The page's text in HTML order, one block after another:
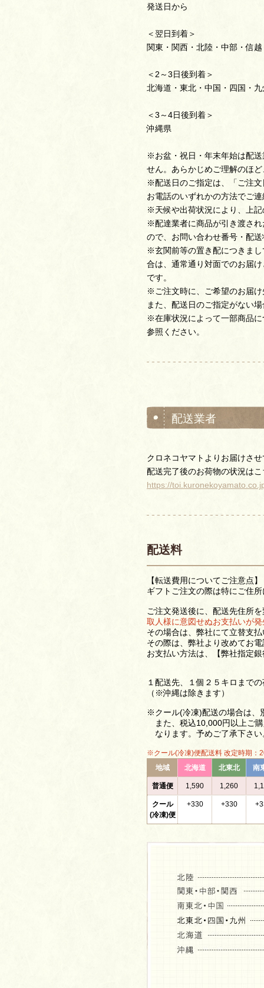
発送日から
＜翌日到着＞
関東・関西・北陸・中部・信越
＜2～3日後到着＞
北海道・東北・中国・四国・九
＜3～4日後到着＞
沖縄県
※お盆・祝日・年末年始は配
せん。あらかじめご理解のほ
※配送日のご指定は、「ご注
お電話のいずれかの方法でご
※天候や出荷状況により、上
※配達業者に商品が引き渡さ
ので、お問い合わせ番号・配
※玄関前等の置き配につきまし
合は、通常通り対面でのお届
です。
※ご注文時に、ご希望のお届
また、配送日のご指定がない
※在庫状況によって一部商品
参照ください。
配送業者
クロネコヤマトよりお届けさ
配送完了後のお荷物の状況は
https://
配送料
【転送費用についてご注意点】
ギフトご注文の際は特にご住
ご注文発送後に、配送先住所
取人様に意図せぬお支払いが発
その場合は、弊社にて立替支
その際は、弊社より改めてお
お支払い方法は、【弊社指定
１配送先、１個２５キロまで
（※沖縄は除きます）
※クール(冷凍)配送の場合は
また、税込10,000円以上ご
なります。予めご了承下さい
※クール(冷凍)便配送料 改定時期：
地域
北海道 北東北 南
普通便 1,590 1,260
クール
(冷凍)便
+330 +330